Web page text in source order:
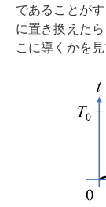
であることが
に置き換えた
こに導くかを